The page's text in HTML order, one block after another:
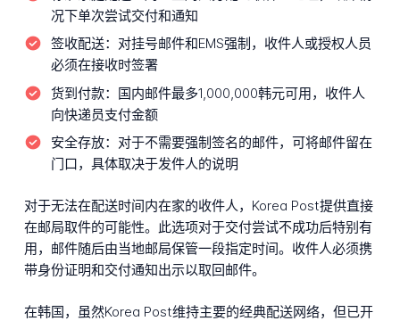
况下单次尝试交付和通知
签收配送： 对挂号邮件和EMS强制，收件人或授权人员
必须在接收时签署
货到付款： 国内邮件最多1,000,000韩元可用，收件人
向快递员支付金额
安全存放： 对于不需要强制签名的邮件，可将邮件留在
门口，具体取决于发件人的说明
对于无法在配送时间内在家的收件人，Korea Post提供直接
在邮局取件的可能性。此选项对于交付尝试不成功后特别有
用，邮件随后由当地邮局保管一段指定时间。收件人必须携
带身份证明和交付通知出示以取回邮件。
在韩国，虽然Korea Post维持主要的经典配送网络，但已开